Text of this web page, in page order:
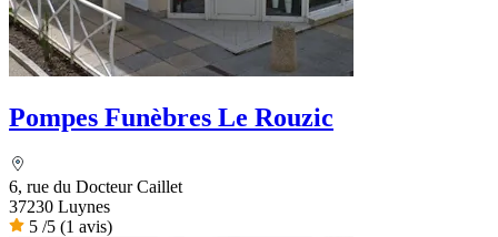
Pompes Funèbres Le Rouzic
6, rue du Docteur Caillet
37230 Luynes
5 /5 (1 avis)